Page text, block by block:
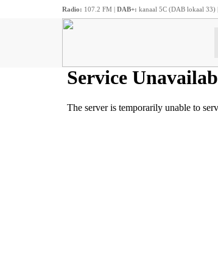
Radio: 107.2 FM | DAB+: kanaal 5C (DAB lokaal 33) |